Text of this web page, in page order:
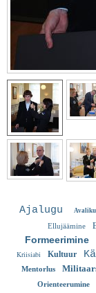
Ajalugu
Ellujäämine
Formeerimine
Kriisiabi
Kultuur
Mentorlus
Orienteerumine